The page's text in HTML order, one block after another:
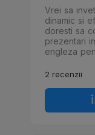
Vrei sa
dinamic si
doresti sa
prezentari
engleza
2 recenzii